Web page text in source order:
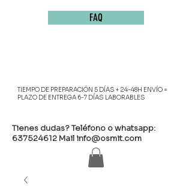
FAQ
TIEMPO DE PREPARACIÓN 5 DÍAS + 24-48H ENVÍO =
PLAZO DE ENTREGA 6-7 DÍAS LABORABLES
Tienes dudas? Teléfono o whatsapp:
637524612 Mail info@osmit.com